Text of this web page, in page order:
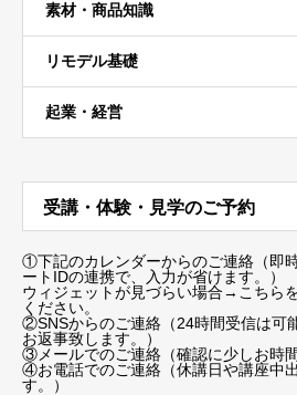
素材・商品知識
リモデル基礎
起業・経営
受講・体験・見学のご予約
①下記のカレンダーからのご連絡（即
ートIDの連携で、入力が省けます。）
ウィジェットが見づらい場合→こちら
ください。
②SNSからのご連絡（24時間受信は可
お返事致します。）
③メールでのご連絡（確認に少しお時
④お電話でのご連絡（休講日や講座中
す。）